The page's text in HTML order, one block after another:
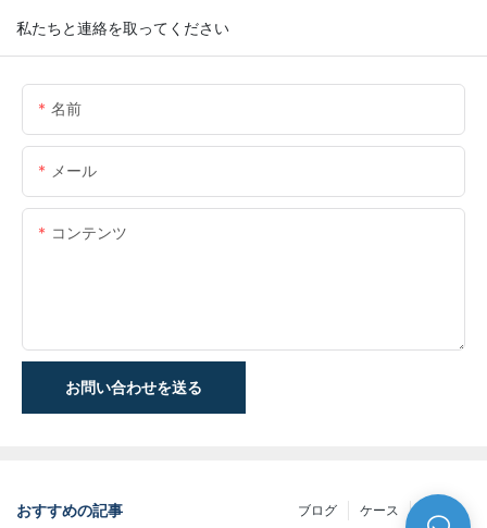
私たちと連絡を取ってください
名前
メール
コンテンツ
お問い合わせを送る
おすすめの記事 ケース
ブログ